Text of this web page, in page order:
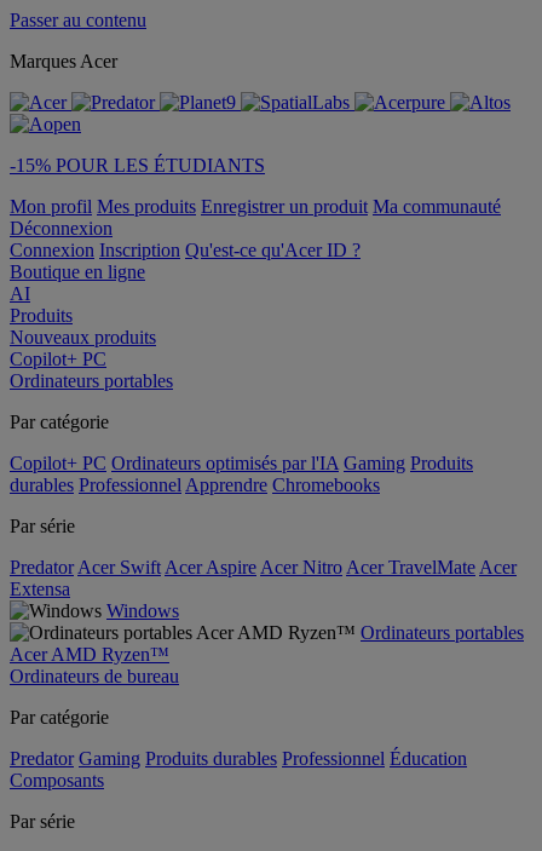
Passer au contenu
Marques Acer
-15% POUR LES ÉTUDIANTS
Mon profil Mes produits Enregistrer un produit Ma communauté
Déconnexion
Connexion Inscription Qu'est-ce qu'Acer ID ?
Boutique en ligne
AI
Produits
Nouveaux produits
Copilot+ PC
Ordinateurs portables
Par catégorie
Copilot+ PC Ordinateurs optimisés par l'IA Gaming Produits
durables Professionnel Apprendre Chromebooks
Par série
Predator Acer Swift Acer Aspire Acer Nitro Acer TravelMate Acer
Extensa
Windows
Ordinateurs portables
Acer AMD Ryzen™
Ordinateurs de bureau
Par catégorie
Predator Gaming Produits durables Professionnel Éducation
Composants
Par série